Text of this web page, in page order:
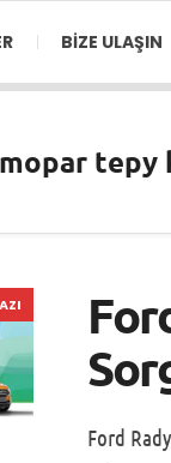
BİZE ULAŞIN
mopar tepy
Ford